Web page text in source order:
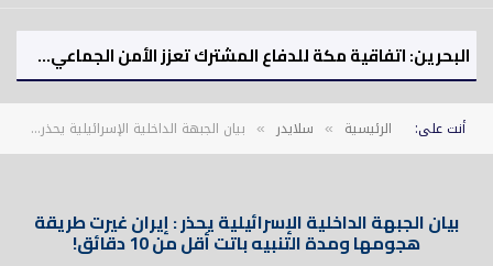
البحرين: اتفاقية مكة للدفاع المشترك تعزز الأمن الجماعي لدول الخليج
أنت على: الرئيسية » سلايدر » بيان الجبهة الداخلية الإسرائيلية يحذر : إيران غيرت طريقة هجومها ومدة التنبيه باتت أقل من 10 دقائق!
بيان الجبهة الداخلية الإسرائيلية يحذر : إيران غيرت طريقة
هجومها ومدة التنبيه باتت أقل من 10 دقائق!